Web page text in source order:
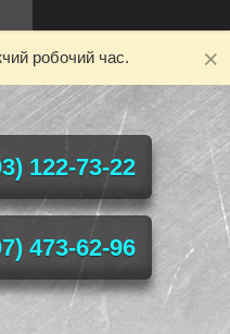
робочий час.
122-73-22
473-62-96